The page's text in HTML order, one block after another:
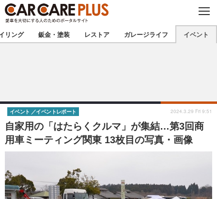
C
O
S
E
★カーケアプラス認定★ 厳選プロショップを地域から探す
甲信越 北陸
東海 関西
中国
リング 鈑金・塗装 レストア ガレージライフ イベント
自家用の「はたらくクルマ」が集結…第3回商
用車ミーティング関東 13枚目の写真・画像
イベント イベントレポート 2024.3.29 Fri 9:51